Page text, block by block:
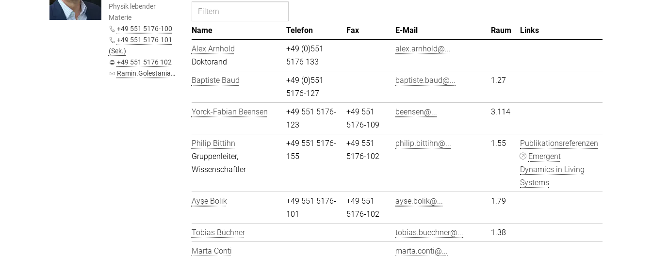
Name Telefon Fax E-Mail Raum
Links
Alex Arnhold
Doktorand
+49 (0)551
5176 133
alex.arnhold@...
Baptiste Baud
+49 (0)551
5176-127
baptiste.baud@... 1.27
Yorck-Fabian Beensen
+49 551 5176-
123
+49 551
5176-109
beensen@... 3.114
Philip Bittihn
Gruppenleiter,
Wissenschaftler
+49 551 5176-
155
+49 551
5176-102
philip.bittihn@... 1.55
Publikationsreferenzen
Emergent
Dynamics in Living
Systems
Ayşe Bolik
+49 551 5176-
101
+49 551
5176-102
ayse.bolik@... 1.79
Tobias Büchner tobias.buechner@...
1.38
Marta Conti
marta.conti@...
Physik lebender
Materie
+49 551 5176-100
+49 551 5176-101
(Sek.)
+49 551 5176 102
Ramin.Golestanian@...